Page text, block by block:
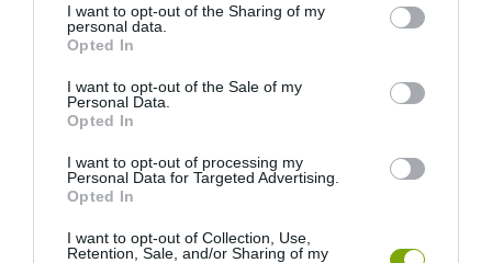
not limited to your visit or usage behaviour. You may click to
grant or deny consent to Google and its third-party tags to
use your data for below specified purposes in below Google
consent section.
I want to opt-out of the Sharing of my
personal data.
Opted In
I want to opt-out of the Sale of my
Personal Data.
Opted In
I want to opt-out of processing my
Personal Data for Targeted Advertising.
Opted In
I want to opt-out of Collection, Use,
Retention, Sale, and/or Sharing of my